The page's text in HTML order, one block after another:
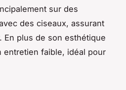
sur des
des ciseaux, assurant
En plus de son esthétique
entretien faible, idéal pour